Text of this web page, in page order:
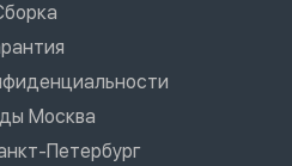
Москва
Петербург